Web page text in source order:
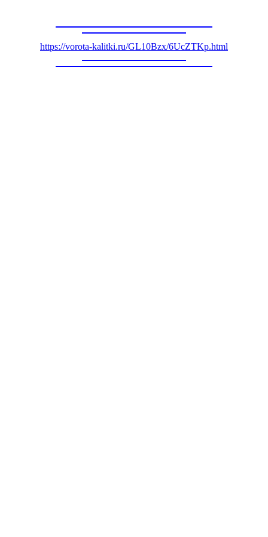
https://vorota-kalitki.ru/GL10Bzx/6UcZTKp.html